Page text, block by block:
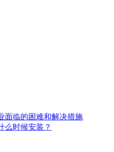
面临的困难和解决措施
么时候安装？